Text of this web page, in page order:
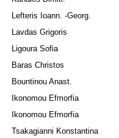
Lefteris Ioann. -Georg.
Lavdas Grigoris
Ligoura Sofia
Baras Christos
Bountinou Anast.
Ikonomou Efmorfia
Ikonomou Efmorfia
Tsakagianni Konstantina